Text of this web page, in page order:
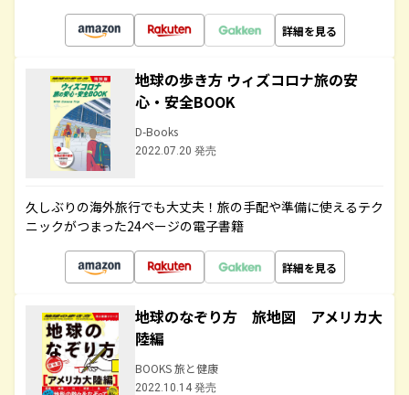
詳細を見る
地球の歩き方 ウィズコロナ旅の安
心・安全BOOK
D-Books
2022.07.20 発売
久しぶりの海外旅行でも大丈夫！旅の手配や準備に使えるテク
ニックがつまった24ページの電子書籍
詳細を見る
地球のなぞり方 旅地図 アメリカ大
陸編
BOOKS 旅と健康
2022.10.14 発売